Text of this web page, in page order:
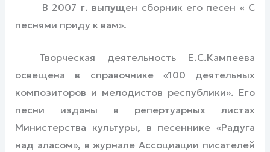
В 2007 г. выпущен сборник его песен « С
песнями приду к вам».
Творческая деятельность Е.С.Кампеева
освещена в справочнике «100 деятельных
композиторов и мелодистов республики». Его
песни изданы в репертуарных листах
Министерства культуры, в песеннике «Радуга
над аласом», в журнале Ассоциации писателей